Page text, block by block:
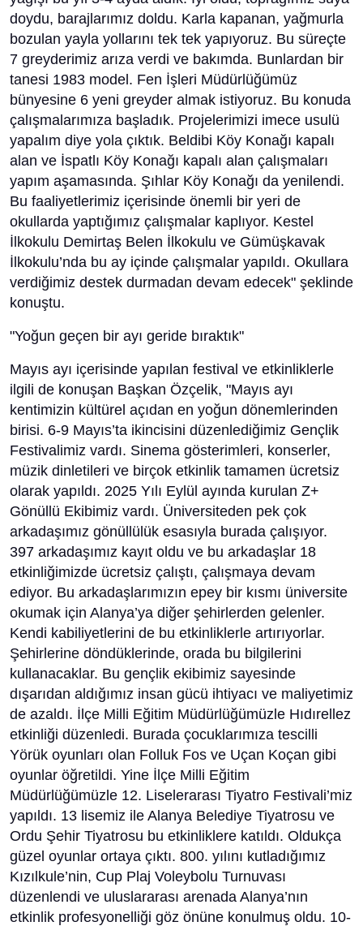
doydu, barajlarımız doldu. Karla kapanan, yağmurla
bozulan yayla yollarını tek tek yapıyoruz. Bu süreçte
7 greyderimiz arıza verdi ve bakımda. Bunlardan bir
tanesi 1983 model. Fen İşleri Müdürlüğümüz
bünyesine 6 yeni greyder almak istiyoruz. Bu konuda
çalışmalarımıza başladık. Projelerimizi imece usulü
yapalım diye yola çıktık. Beldibi Köy Konağı kapalı
alan ve İspatlı Köy Konağı kapalı alan çalışmaları
yapım aşamasında. Şıhlar Köy Konağı da yenilendi.
Bu faaliyetlerimiz içerisinde önemli bir yeri de
okullarda yaptığımız çalışmalar kaplıyor. Kestel
İlkokulu Demirtaş Belen İlkokulu ve Gümüşkavak
İlkokulu’nda bu ay içinde çalışmalar yapıldı. Okullara
verdiğimiz destek durmadan devam edecek" şeklinde
konuştu.
"Yoğun geçen bir ayı geride bıraktık"
Mayıs ayı içerisinde yapılan festival ve etkinliklerle
ilgili de konuşan Başkan Özçelik, "Mayıs ayı
kentimizin kültürel açıdan en yoğun dönemlerinden
birisi. 6-9 Mayıs’ta ikincisini düzenlediğimiz Gençlik
Festivalimiz vardı. Sinema gösterimleri, konserler,
müzik dinletileri ve birçok etkinlik tamamen ücretsiz
olarak yapıldı. 2025 Yılı Eylül ayında kurulan Z+
Gönüllü Ekibimiz vardı. Üniversiteden pek çok
arkadaşımız gönüllülük esasıyla burada çalışıyor.
397 arkadaşımız kayıt oldu ve bu arkadaşlar 18
etkinliğimizde ücretsiz çalıştı, çalışmaya devam
ediyor. Bu arkadaşlarımızın epey bir kısmı üniversite
okumak için Alanya’ya diğer şehirlerden gelenler.
Kendi kabiliyetlerini de bu etkinliklerle artırıyorlar.
Şehirlerine döndüklerinde, orada bu bilgilerini
kullanacaklar. Bu gençlik ekibimiz sayesinde
dışarıdan aldığımız insan gücü ihtiyacı ve maliyetimiz
de azaldı. İlçe Milli Eğitim Müdürlüğümüzle Hıdırellez
etkinliği düzenledi. Burada çocuklarımıza tescilli
Yörük oyunları olan Folluk Fos ve Uçan Koçan gibi
oyunlar öğretildi. Yine İlçe Milli Eğitim
Müdürlüğümüzle 12. Liselerarası Tiyatro Festivali’miz
yapıldı. 13 lisemiz ile Alanya Belediye Tiyatrosu ve
Ordu Şehir Tiyatrosu bu etkinliklere katıldı. Oldukça
güzel oyunlar ortaya çıktı. 800. yılını kutladığımız
Kızılkule’nin, Cup Plaj Voleybolu Turnuvası
düzenlendi ve uluslararası arenada Alanya’nın
etkinlik profesyonelliği göz önüne konulmuş oldu. 10-